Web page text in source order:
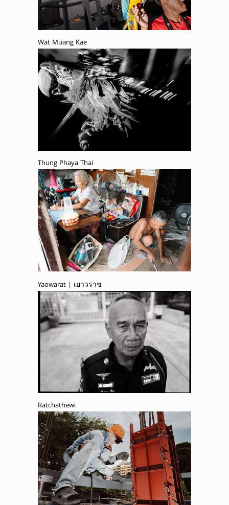
Wat Muang Kae
Thung Phaya Thai
Yaowarat | เยาวราช
Ratchathewi